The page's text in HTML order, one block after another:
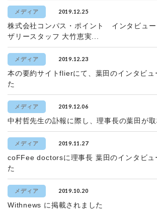
メディア 2019.12.25
株式会社コンパス・ポイント インタビュ
ザリースタッフ 大竹恵実...
メディア 2019.12.23
本の要約サイトflierにて、葉田のインタビュ
た
メディア 2019.12.06
中村哲先生の訃報に際し、理事長の葉田が
メディア 2019.11.27
coFFee doctorsに理事長 葉田のインタビュ
た
メディア 2019.10.20
Withnews に掲載されました